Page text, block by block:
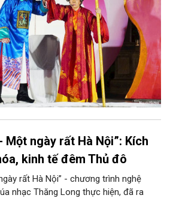
Một ngày rất Hà Nội”: Kích
kinh tế đêm Thủ đô
rất Hà Nội” - chương trình nghệ
nhạc Thăng Long thực hiện, đã ra